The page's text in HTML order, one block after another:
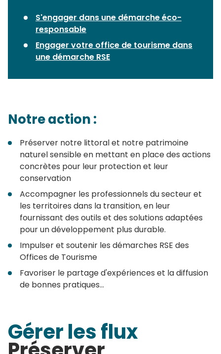
S'engager dans une démarche éco-
responsable
Engager votre office de tourisme dans
une démarche RSE
Notre action :
Préserver notre littoral et notre patrimoine
naturel sensible en mettant en place des actions
concrètes pour leur protection et leur
conservation
Accompagner les professionnels du secteur et
les territoires dans la transition, en leur
fournissant des outils et des solutions adaptées
pour un développement plus durable.
Impulser et soutenir les démarches RSE des
Offices de Tourisme
Favoriser le partage d'expériences et la diffusion
de bonnes pratiques...
Gérer les flux